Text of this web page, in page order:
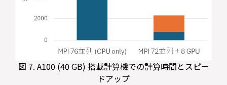
図 7. A100 (40 GB) 搭載計算機での計算時間とスピー
ドアップ